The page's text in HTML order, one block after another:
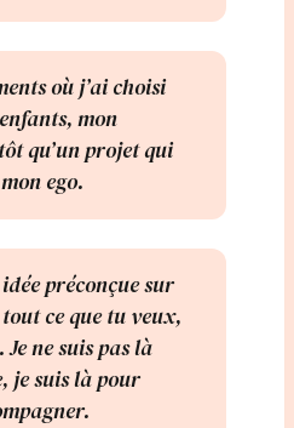
où j’ai choisi
mon
qu’un projet qui
ego.
préconçue sur
ce que tu veux,
ne suis pas là
je suis là pour